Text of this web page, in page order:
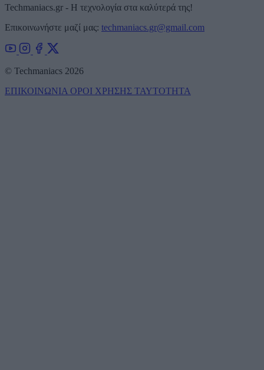
Techmaniacs.gr - Η τεχνολογία στα καλύτερά της!
Επικοινωνήστε μαζί μας: techmaniacs.gr@gmail.com
© Techmaniacs 2026
ΕΠΙΚΟΙΝΩΝΙΑ ΟΡΟΙ ΧΡΗΣΗΣ ΤΑΥΤΟΤΗΤΑ